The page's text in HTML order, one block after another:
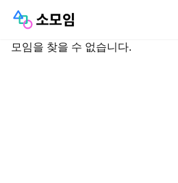
모임을 찾을 수 없습니다.